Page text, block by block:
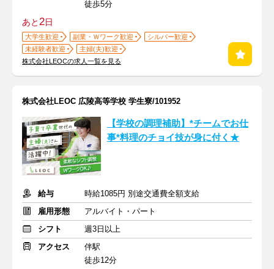
徒歩5分
あと2日
大学生歓迎 副業・Ｗワーク歓迎
シルバー歓迎
未経験者歓迎
主婦(夫)歓迎
株式会社LEOCの求人一覧を見る
株式会社LEOC 広陵高等学校 学生寮/101952
【学校の調理補助】*チームでお仕
事*料理のチョイ技が身に付く★
給与
時給1085円 別途交通費全額支給
雇用形態
アルバイト・パート
シフト
週3日以上
アクセス
伴駅
徒歩12分